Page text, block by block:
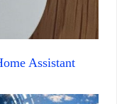
Assistant